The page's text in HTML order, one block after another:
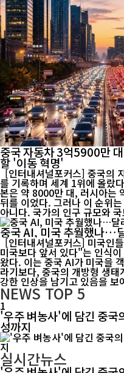
중국 자동차 3억5900만
할 '이동 혁명'
[인터내셔널포커스] 중국의
를 기록하며 세계 1위에 올랐
본은 약 8000만 대, 러시아는
뒤를 이었다. 그러나 이 순위
아니다. 국가의 인구 규모와
중국 AI, 미국 추월했나…
[인터내셔널포커스] 미국인
미국보다 앞서 있다"는 인식
왔다. 이는 중국 AI가 미국을
라기보다, 중국의 개방형 생
강한 인상을 남기고 있음을 보
NEWSTOP 5
1
'우주 벼농사'에 담긴 중국
성까지
실시간뉴스